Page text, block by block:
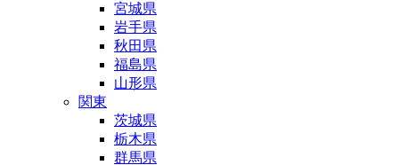
宮城県
岩手県
秋田県
福島県
山形県
関東
茨城県
栃木県
群馬県